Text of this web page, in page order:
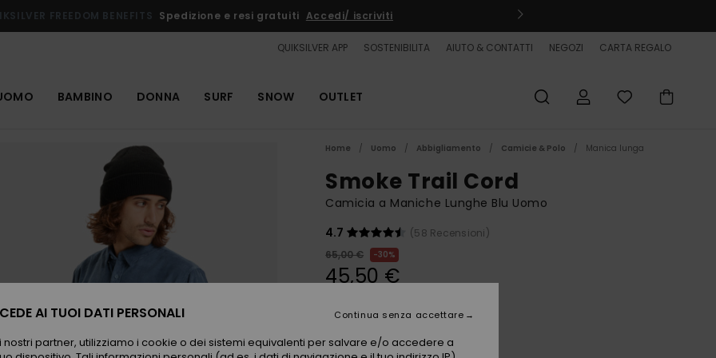
FREEDOM BENEFITS Spedizione e resi gratuiti Accedi/ iscriviti
QUIKSILVER APP SOSTENIBILITA AIUTO & CONTATTI NEGOZI CARTA REGALO
BAMBINO DONNA SURF SNOW OUTLET
Home Uomo Abbigliamento Camicie & Polo Manica lunga
Smoke Trail Cord
Camicia a Maniche Lunghe Blu Uomo
4.7
(58 Recensioni)
65,00 €
30%
45,50 €
ColoriChina Blue
AI TUOI DATI PERSONALI
partner, utilizziamo i cookie o dei sistemi equivalenti per salvare e/o accedere a
Continua senza accettare